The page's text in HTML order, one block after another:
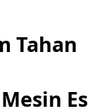
Tahan
Es